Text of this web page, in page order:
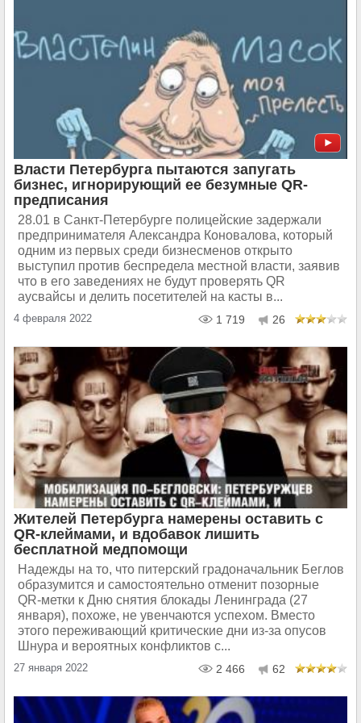
Власти Петербурга пытаются запугать
бизнес, игнорирующий ее безумные QR-
предписания
28.01 в Санкт-Петербурге полицейские задержали
предпринимателя Александра Коновалова, который
одним из первых среди бизнесменов открыто
выступил против беспредела местной власти, заявив
что в его заведениях не будут проверять QR
аусвайсы и делить посетителей на касты в...
4 февраля 2022 1 719 26
Жителей Петербурга намерены оставить с
QR-клеймами, и вдобавок лишить
бесплатной медпомощи
Надежды на то, что питерский градоначальник Беглов
образумится и самостоятельно отменит позорные
QR-метки к Дню снятия блокады Ленинграда (27
января), похоже, не увенчаются успехом. Вместо
этого переживающий критические дни из-за опусов
Шнура и вероятных конфликтов с...
27 января 2022 2 466 62